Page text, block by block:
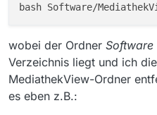
wobei der Ordner Software
Verzeichnis liegt und ich
MediathekView-Ordner
es eben z.B.: